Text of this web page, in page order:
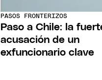
PASOS FRONTERIZOS
Paso a Chile: la
acusación de un
exfuncionario clave